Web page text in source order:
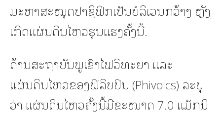
ມະຫາສະໝຸດປາຊິຟິກເປັນບໍລິເວນກວ້າງ ຫຼັງ
ເກີດແຜ່ນດິນໄຫວຮຸນແຮງຄັ້ງນີ້.
ດ້ານສະຖາບັນພູເຂົາໄຟວິທະຍາ ແລະ
ແຜ່ນດິນໄຫວຂອງຟິລິບປິນ (Phivolcs) ລະບຸ
ວ່າ ແຜ່ນດິນໄຫວຄັ້ງນີ້ມີຂະໜາດ 7.0 ແມັກນິ